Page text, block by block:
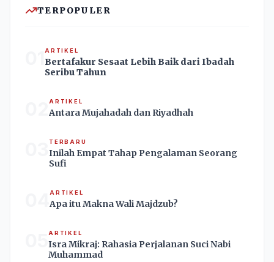
TERPOPULER
ARTIKEL
Bertafakur Sesaat Lebih Baik dari Ibadah
Seribu Tahun
ARTIKEL
Antara Mujahadah dan Riyadhah
TERBARU
Inilah Empat Tahap Pengalaman Seorang
Sufi
ARTIKEL
Apa itu Makna Wali Majdzub?
ARTIKEL
Isra Mikraj: Rahasia Perjalanan Suci Nabi
Muhammad